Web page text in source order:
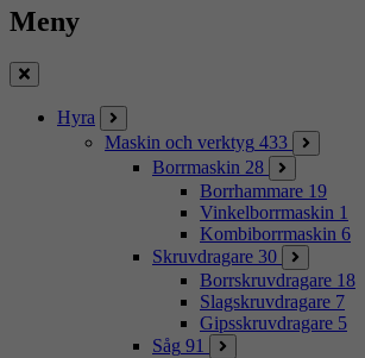
Meny
Stäng
Hyra
Maskin och verktyg 433
Borrmaskin 28
Borrhammare 19
Vinkelborrmaskin 1
Kombiborrmaskin 6
Skruvdragare 30
Borrskruvdragare 18
Slagskruvdragare 7
Gipsskruvdragare 5
Såg 91